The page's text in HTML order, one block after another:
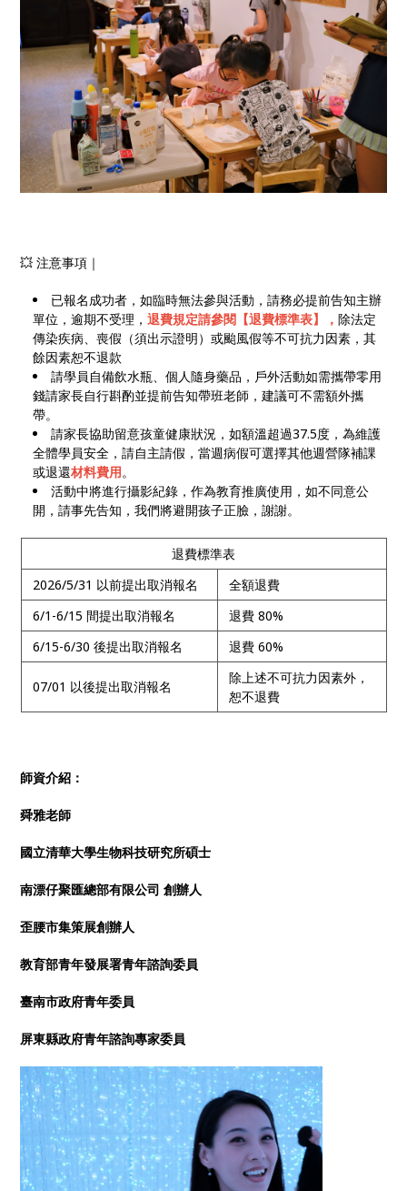
💥 注意事項｜
已報名成功者，如臨時無法參與活動，請務必提前告知主辦
單位，逾期不受理，退費規定請參閱【退費標準表】，除法定
傳染疾病、喪假（須出示證明）或颱風假等不可抗力因素，其
餘因素恕不退款
請學員自備飲水瓶、個人隨身藥品，戶外活動如需攜帶零用
錢請家長自行斟酌並提前告知帶班老師，建議可不需額外攜
帶。
請家長協助留意孩童健康狀況，如額溫超過37.5度，為維護
全體學員安全，請自主請假，當週病假可選擇其他週營隊補課
或退還材料費用。
活動中將進行攝影紀錄，作為教育推廣使用，如不同意公
開，請事先告知，我們將避開孩子正臉，謝謝。
退費標準表
2026/5/31 以前提出取消報名
全額退費
6/1-6/15 間提出取消報名
退費 80%
6/15-6/30 後提出取消報名
退費 60%
07/01 以後提出取消報名
除上述不可抗力因素外，
恕不退費
師資介紹：
舜雅老師
國立清華大學生物科技研究所碩士
南漂仔聚匯總部有限公司 創辦人
歪腰市集策展創辦人
教育部青年發展署青年諮詢委員
臺南市政府青年委員
屏東縣政府青年諮詢專家委員